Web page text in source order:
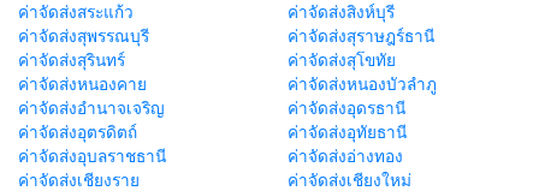
ค่าจัดส่งสระแก้ว
ค่าจัดส่งสิงห์บุรี
ค่าจัดส่งสุพรรณบุรี
ค่าจัดส่งสุราษฎร์ธานี
ค่าจัดส่งสุรินทร์
ค่าจัดส่งสุโขทัย
ค่าจัดส่งหนองคาย
ค่าจัดส่งหนองบัวลำภู
ค่าจัดส่งอำนาจเจริญ
ค่าจัดส่งอุดรธานี
ค่าจัดส่งอุตรดิตถ์
ค่าจัดส่งอุทัยธานี
ค่าจัดส่งอุบลราชธานี
ค่าจัดส่งอ่างทอง
ค่าจัดส่งเชียงราย
ค่าจัดส่งเชียงใหม่